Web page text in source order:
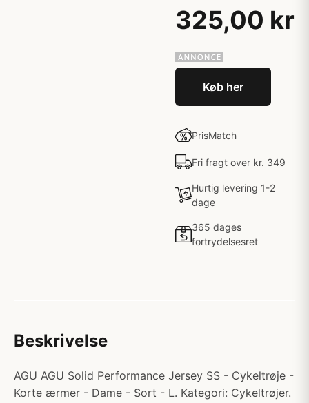
325,00 kr
Køb her
PrisMatch
Fri fragt over kr. 349
Hurtig levering 1-2
dage
365 dages
fortrydelsesret
Beskrivelse
AGU AGU Solid Performance Jersey SS - Cykeltrøje -
Korte ærmer - Dame - Sort - L. Kategori: Cykeltrøjer.